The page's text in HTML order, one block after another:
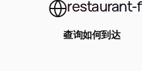
restaurant-
查询如何到达